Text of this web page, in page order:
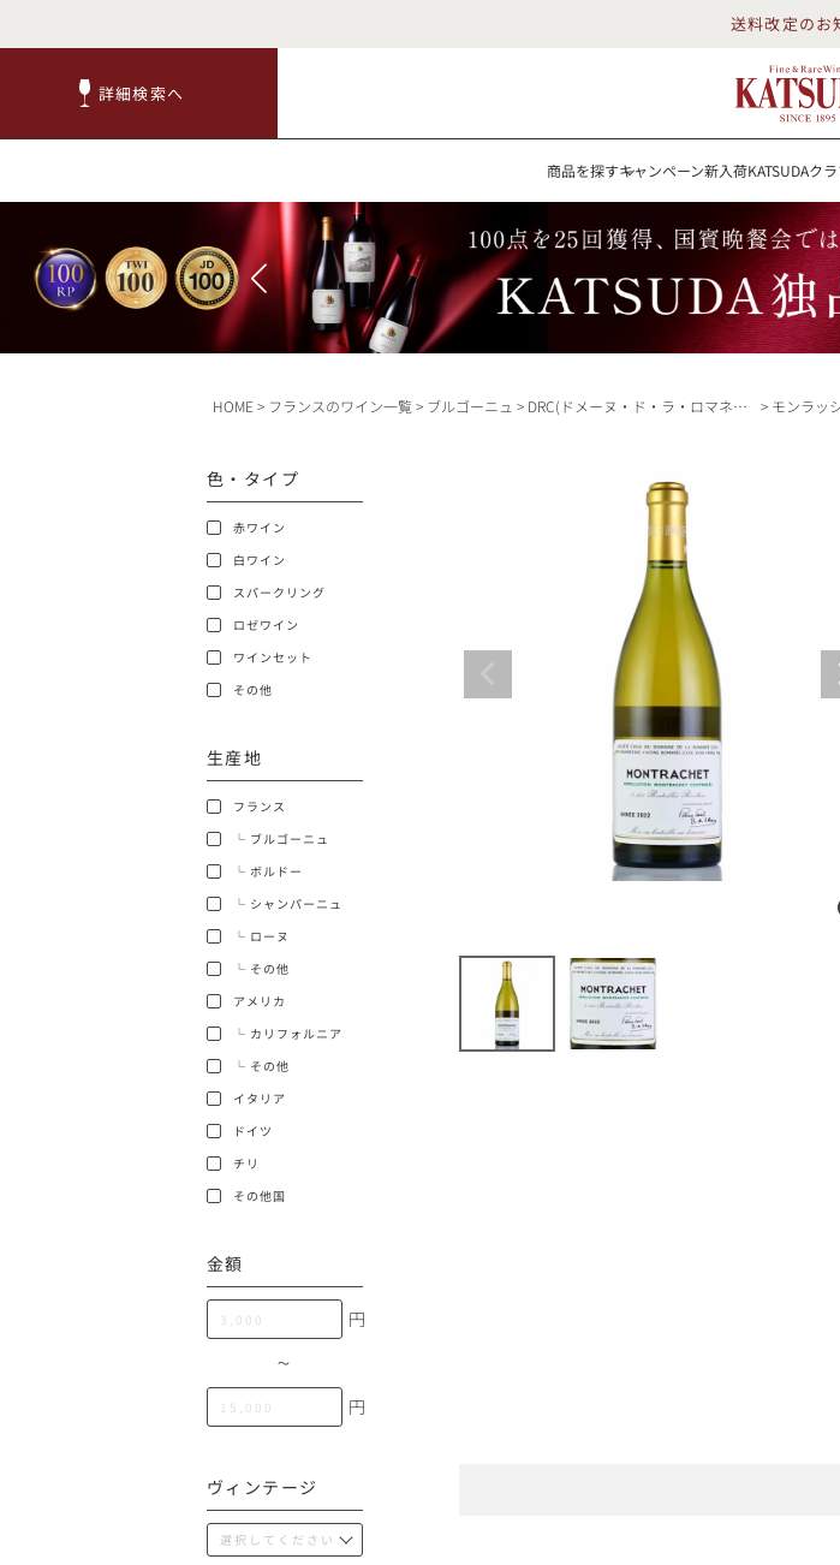
送料改定のお
詳細検索へ
商品を探すキャンペーン新入荷KATSUDAク
送料改定のお
詳細検索へ
商品を探すキャンペーン新入荷KATSUDAク
赤ワイン
白ワイン スパークリング
勝
ギ
ローヌ
赤ワイン
スパークリング
価格帯から探す
お得な情報を受け取る
HOME フランスのワイン一覧 ブルゴーニュ DRC(ドメーヌ・ド・ラ・ロマネ・コンティ) モンラッ
色・タイプ
赤ワイン
白ワイン
スパークリング
ロゼワイン
ワインセット
その他
生産地
フランス
└ ブルゴーニュ
└ ボルドー
└ シャンパーニュ
└ ローヌ
└ その他
アメリカ
└ カリフォルニア
└ その他
イタリア
ドイツ
チリ
その他国
金額
円
〜
円
ヴィンテージ